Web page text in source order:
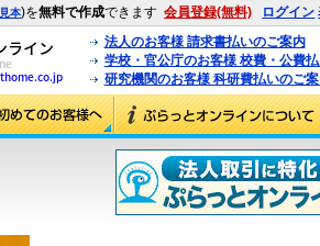
見本)を無料で作成できます 会員登録(無料) ログイン
法人のお客様 請求書払いのご案内
学校・官公庁のお客様 校費・公費
研究機関のお客様 科研費払いのご